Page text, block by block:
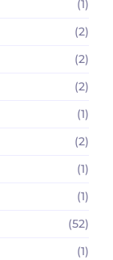
(1)
(2)
(2)
(2)
(1)
(2)
(1)
(1)
(52)
(1)